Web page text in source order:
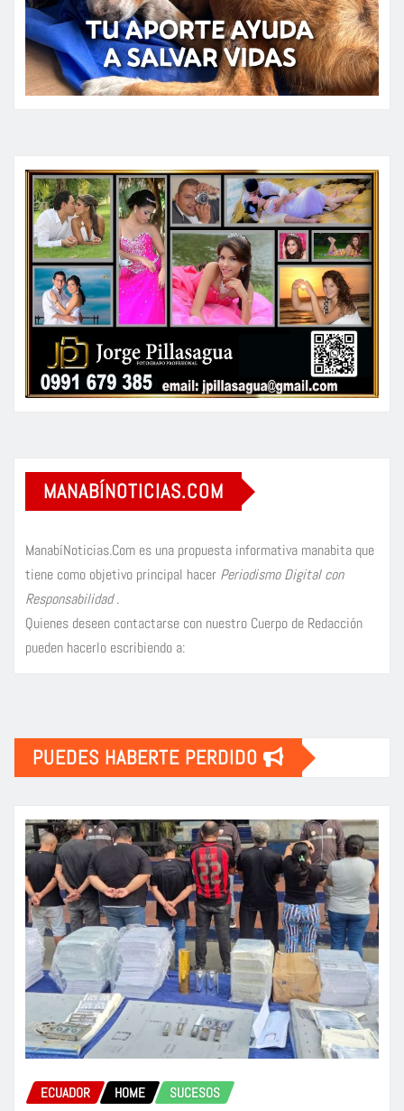
MANABÍNOTICIAS.COM
ManabíNoticias.Com es una propuesta informativa manabita que
tiene como objetivo principal hacer Periodismo Digital con
Responsabilidad.
Quienes deseen contactarse con nuestro Cuerpo de Redacción
pueden hacerlo escribiendo a:
PUEDES HABERTE PERDIDO
ECUADOR HOME SUCESOS